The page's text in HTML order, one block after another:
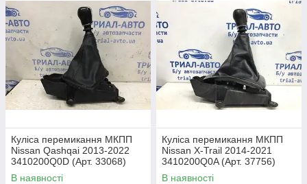
Куліса перемикання МКПП
Nissan Qashqai 2013-2022
3410200Q0D (Арт. 33068)
В наявності
Куліса перемикання МКПП
Nissan X-Trail 2014-2021
3410200Q0A (Арт. 37756)
В наявності